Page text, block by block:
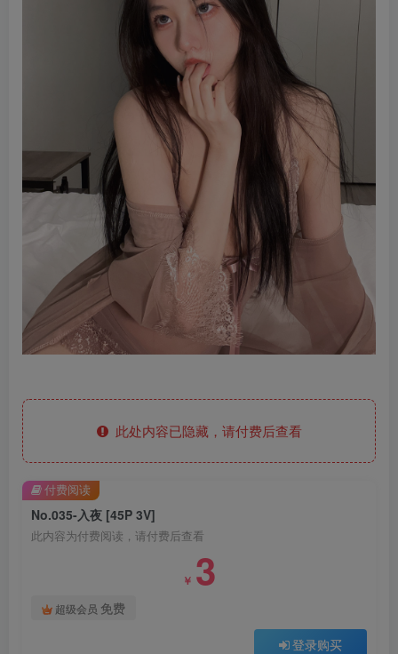
此处内容已隐藏，请付费后查看
No.035-入夜 [45P 3V]
此内容为付费阅读，请付费后查看
￥ 3
超级会员 免费
登录购买
付费阅读